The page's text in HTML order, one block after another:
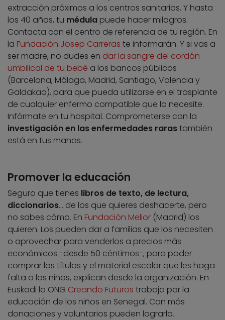
extracción próximos a los centros sanitarios. Y hasta
los 40 años, tu médula puede hacer milagros.
Contacta con el centro de referencia de tu región. En
la Fundación Josep Carreras te informarán. Y si vas a
ser madre, no dudes en dar la sangre del cordón
umbilical de tu bebé a los bancos públicos
(Barcelona, Málaga, Madrid, Santiago, Valencia y
Galdakao), para que pueda utilizarse en el trasplante
de cualquier enfermo compatible que lo necesite.
Infórmate en tu hospital. Comprometerse con la
investigación en las enfermedades rarastambién
está en tus manos.
Promover la educación
Seguro que tienes libros de texto, de lectura,
diccionarios… de los que quieres deshacerte, pero
no sabes cómo. En Fundación Melior (Madrid) los
quieren. Los pueden dar a familias que los necesiten
o aprovechar para venderlos a precios más
económicos -desde 50 céntimos-, para poder
comprar los títulos y el material escolar que les haga
falta a los niños, explican desde la organización. En
Euskadi la ONG Creando Futuros trabaja por la
educación de los niños en Senegal. Con más
donaciones y voluntarios pueden lograrlo.